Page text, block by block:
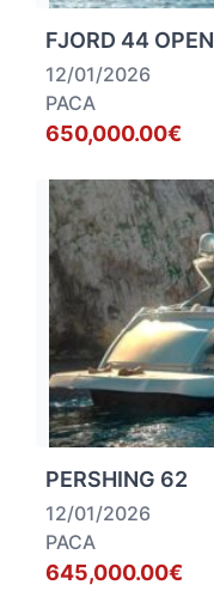
FJORD 44 OPEN
12/01/2026
PACA
650,000.00€
PERSHING 62
12/01/2026
PACA
645,000.00€